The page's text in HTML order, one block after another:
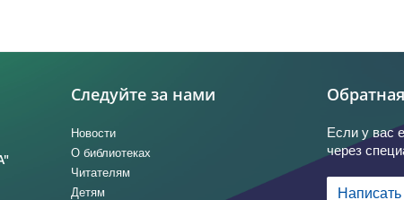
Следуйте за нами
Новости
О библиотеках
Читателям
Детям
Если у вас
через